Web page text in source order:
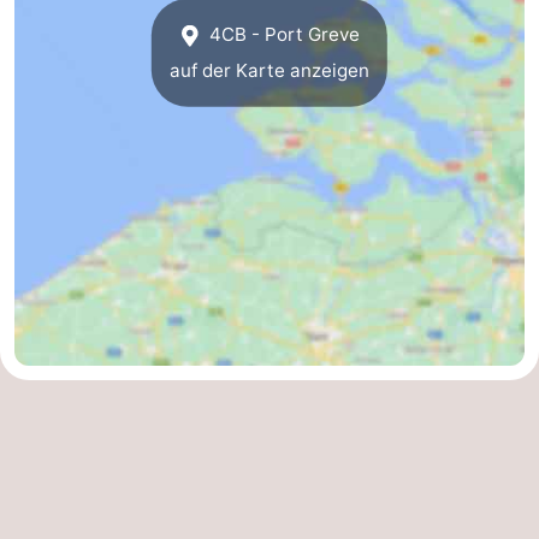
Oosterschelde
Burgh
Haamstede
Natur
Kop
Walcheren
-
4CB - Port Greve
auf der Karte anzeigen